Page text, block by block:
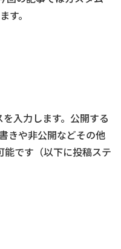
す。
入力します。公開する
きや非公開などその他
です（以下に投稿ステ